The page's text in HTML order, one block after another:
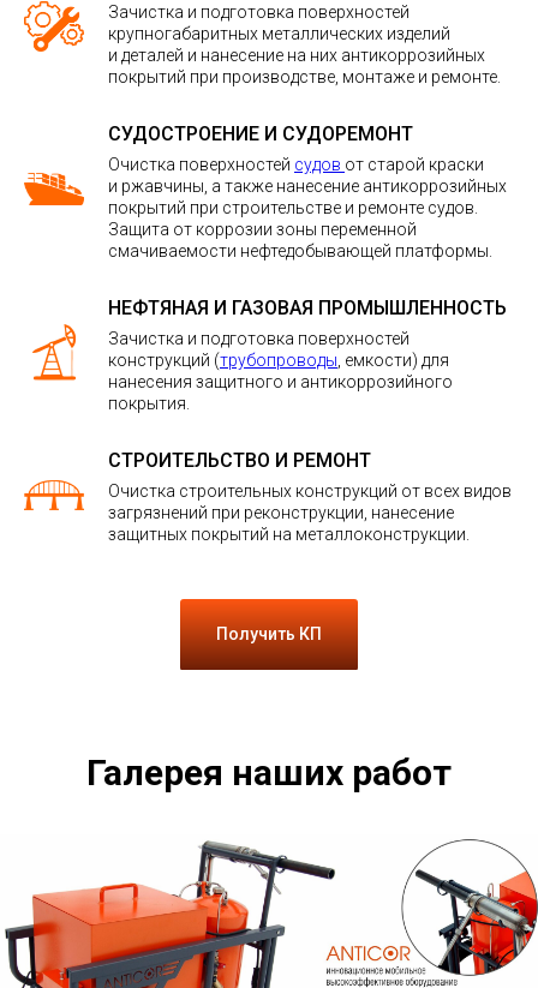
Зачистка и подготовка поверхностей
крупногабаритных металлических изделий
и деталей и нанесение на них антикоррозийных
покрытий при производстве, монтаже и ремонте.
СУДОСТРОЕНИЕ И СУДОРЕМОНТ
Очистка поверхностей судов от старой краски
и ржавчины, а также нанесение антикоррозийных
покрытий при строительстве и ремонте судов.
Защита от коррозии зоны переменной
смачиваемости нефтедобывающей платформы.
НЕФТЯНАЯ И ГАЗОВАЯ ПРОМЫШЛЕННОСТЬ
Зачистка и подготовка поверхностей
конструкций (трубопроводы , емкости) для
нанесения защитного и антикоррозийного
покрытия.
СТРОИТЕЛЬСТВО И РЕМОНТ
Очистка строительных конструкций от всех видов
загрязнений при реконструкции, нанесение
защитных покрытий на металлоконструкции.
Получить КП
Галерея наших работ